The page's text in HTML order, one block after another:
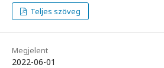
Teljes szöveg
Megjelent
2022-06-01